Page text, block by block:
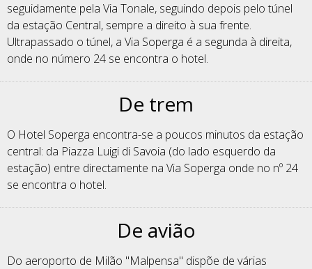
seguidamente pela Via Tonale, seguindo depois pelo túnel
da estação Central, sempre a direito à sua frente.
Ultrapassado o túnel, a Via Soperga é a segunda à direita,
onde no número 24 se encontra o hotel.
De trem
O Hotel Soperga encontra-se a poucos minutos da estação
central: da Piazza Luigi di Savoia (do lado esquerdo da
estação) entre directamente na Via Soperga onde no nº 24
se encontra o hotel.
De avião
Do aeroporto de Milão "Malpensa" dispõe de várias